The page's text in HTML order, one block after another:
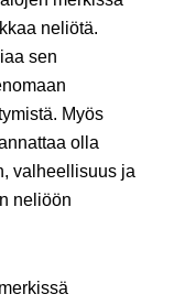
neliötä.
sen
Myös
olla
valheellisuus ja
neliöön